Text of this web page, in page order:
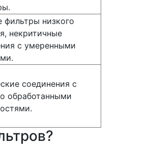
фильтры низкого
некритичные
с умеренными
соединения с
обработанными